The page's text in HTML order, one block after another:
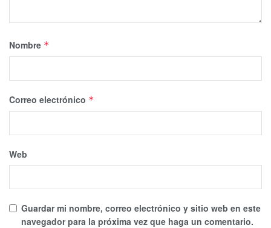
Nombre *
Correo electrónico *
Web
Guardar mi nombre, correo electrónico y sitio web en este
navegador para la próxima vez que haga un comentario.